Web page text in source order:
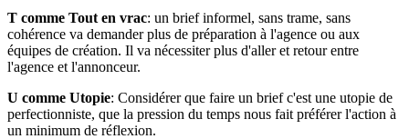
T comme Tout en vrac: un brief informel, sans trame, sans
cohérence va demander plus de préparation à l'agence ou aux
équipes de création. Il va nécessiter plus d'aller et retour entre
l'agence et l'annonceur.
U comme Utopie: Considérer que faire un brief c'est une utopie de
perfectionniste, que la pression du temps nous fait préférer l'action à
un minimum de réflexion.